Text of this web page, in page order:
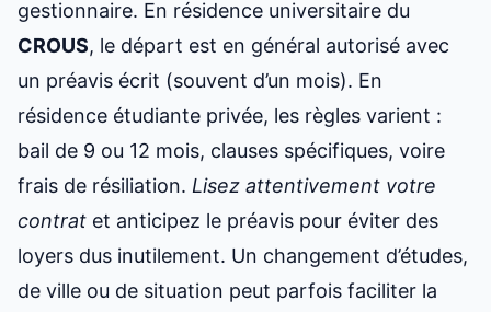
gestionnaire. En résidence universitaire du
CROUS, le départ est en général autorisé avec
un préavis écrit (souvent d’un mois). En
résidence étudiante privée, les règles varient :
bail de 9 ou 12 mois, clauses spécifiques, voire
frais de résiliation. Lisez attentivement votre
contrat et anticipez le préavis pour éviter des
loyers dus inutilement. Un changement d’études,
de ville ou de situation peut parfois faciliter la